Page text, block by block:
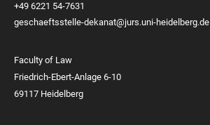
+49 6221 54-7631
geschaeftsstelle-dekanat@jurs.uni-heidelberg.de
Faculty of Law
Friedrich-Ebert-Anlage 6-10
69117 Heidelberg